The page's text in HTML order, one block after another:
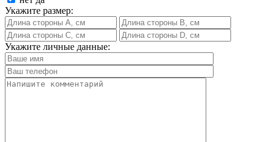
Укажите размер:
Укажите личные данные: